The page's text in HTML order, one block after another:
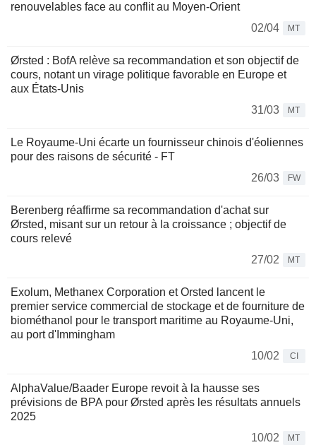
renouvelables face au conflit au Moyen-Orient
02/04
MT
Ørsted : BofA relève sa recommandation et son objectif de
cours, notant un virage politique favorable en Europe et
aux États-Unis
31/03
MT
Le Royaume-Uni écarte un fournisseur chinois d'éoliennes
pour des raisons de sécurité - FT
26/03
FW
Berenberg réaffirme sa recommandation d'achat sur
Ørsted, misant sur un retour à la croissance ; objectif de
cours relevé
27/02
MT
Exolum, Methanex Corporation et Orsted lancent le
premier service commercial de stockage et de fourniture de
biométhanol pour le transport maritime au Royaume-Uni,
au port d'Immingham
10/02
CI
AlphaValue/Baader Europe revoit à la hausse ses
prévisions de BPA pour Ørsted après les résultats annuels
2025
10/02
MT